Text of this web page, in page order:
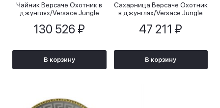
Чайник Версаче Охотник в
джунглях/Versace Jungle
130 526 ₽
В корзину
Сахарница Версаче Охотник
в джунглях/Versace Jungle
47 211 ₽
В корзину